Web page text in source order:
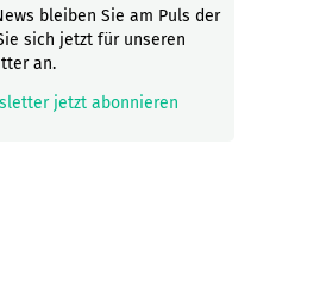
bleiben Sie am Puls der
sich jetzt für unseren
an.
jetzt abonnieren